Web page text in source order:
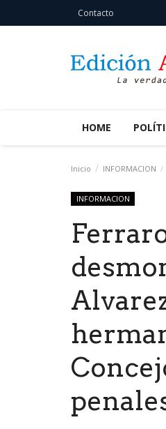
Contacto
HOME
Inicio INFORMACION
INFORMACION